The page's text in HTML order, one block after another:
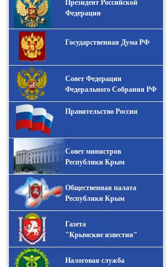
-- Лучшее, что можно сделать с хорошим советом, это
пропустить его мимо ушей. Он никогда не бывает
полезен никому, кроме того, кто его дал.
-- Люблю давать советы и очень не люблю, когда их
дают мне.
Президент Российской
Федерации
Государственная Дума РФ
Совет Федерации
Федерального Собрания РФ
Правительство России
Совет министров
Республики Крым
Общественная палата
Республики Крым
Газета
"Крымские известия"
Налоговая служба